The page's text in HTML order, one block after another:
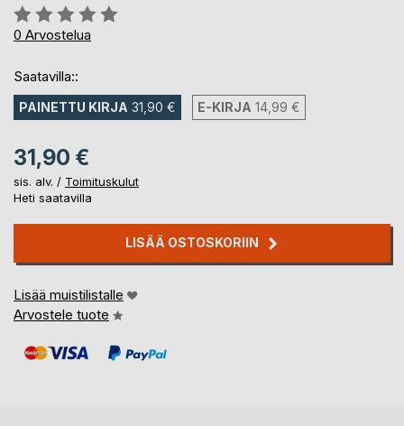
Arvostelu::
0%
0 Arvostelua
Saatavilla::
PAINETTU KIRJA 31,90 € E-KIRJA 14,99 €
31,90 €
sis. alv. / Toimituskulut
Heti saatavilla
LISÄÄ OSTOSKORIIN
Lisää muistilistalle
Arvostele tuote